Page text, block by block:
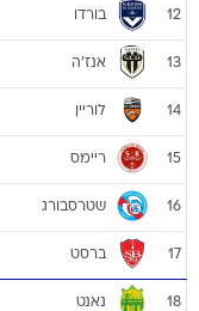
12 בורדו
13 אנז'ה
14 לוריין
15 ריימס
16 שטרסבורג
17 ברסט
18 נאנט